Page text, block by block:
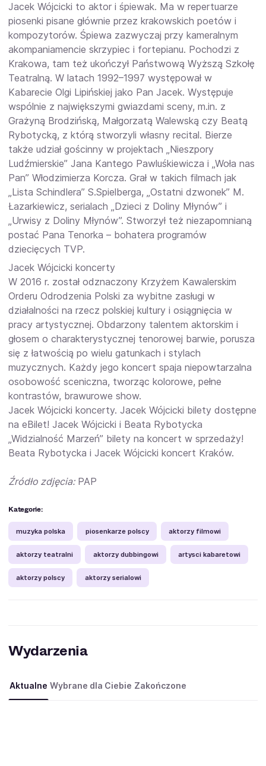
Jacek Wójcicki to aktor i śpiewak. Ma w repertuarze
piosenki pisane głównie przez krakowskich poetów i
kompozytorów. Śpiewa zazwyczaj przy kameralnym
akompaniamencie skrzypiec i fortepianu. Pochodzi z
Krakowa, tam też ukończył Państwową Wyższą Szkołę
Teatralną. W latach 1992–1997 występował w
Kabarecie Olgi Lipińskiej jako Pan Jacek. Występuje
wspólnie z największymi gwiazdami sceny, m.in. z
Grażyną Brodzińską, Małgorzatą Walewską czy Beatą
Rybotycką, z którą stworzyli własny recital. Bierze
także udział gościnny w projektach „Nieszpory
Ludźmierskie” Jana Kantego Pawluśkiewicza i „Woła nas
Pan” Włodzimierza Korcza. Grał w takich filmach jak
„Lista Schindlera” S.Spielberga, „Ostatni dzwonek” M.
Łazarkiewicz, serialach „Dzieci z Doliny Młynów” i
„Urwisy z Doliny Młynów”. Stworzył też niezapomnianą
postać Pana Tenorka – bohatera programów
dziecięcych TVP.
Jacek Wójcicki koncerty
W 2016 r. został odznaczony Krzyżem Kawalerskim
Orderu Odrodzenia Polski za wybitne zasługi w
działalności na rzecz polskiej kultury i osiągnięcia w
pracy artystycznej. Obdarzony talentem aktorskim i
głosem o charakterystycznej tenorowej barwie, porusza
się z łatwością po wielu gatunkach i stylach
muzycznych. Każdy jego koncert spaja niepowtarzalna
osobowość sceniczna, tworząc kolorowe, pełne
kontrastów, brawurowe show.
Jacek Wójcicki koncerty. Jacek Wójcicki bilety dostępne
na eBilet! Jacek Wójcicki i Beata Rybotycka
„Widzialność Marzeń” bilety na koncert w sprzedaży!
Beata Rybotycka i Jacek Wójcicki koncert Kraków.
Źródło zdjęcia:PAP
Kategorie:
muzyka polska piosenkarze polscy aktorzy filmowi
aktorzy teatralni aktorzy dubbingowi artysci kabaretowi
aktorzy polscy aktorzy serialowi
Wydarzenia
Aktualne Wybrane dla Ciebie Zakończone